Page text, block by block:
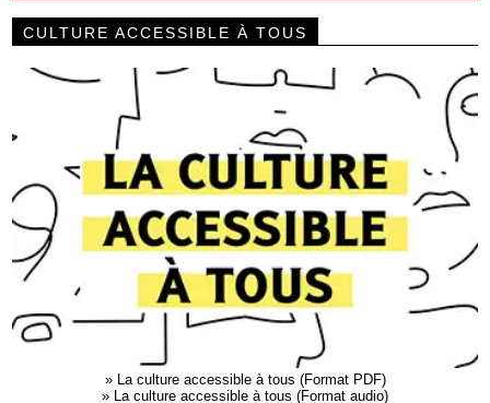
CULTURE ACCESSIBLE À TOUS
» La culture accessible à tous (Format PDF)
» La culture accessible à tous (Format audio)